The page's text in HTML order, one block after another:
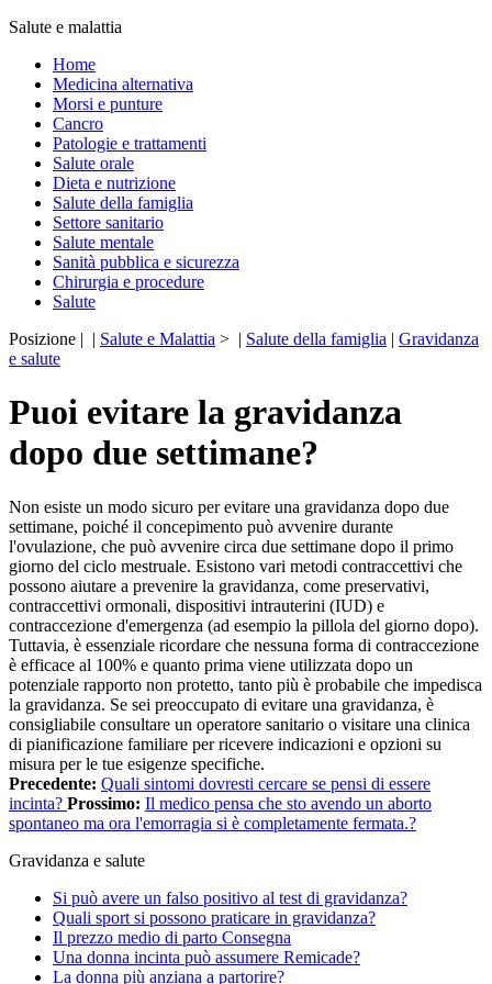
Salute e malattia
Home
Medicina alternativa
Morsi e punture
Cancro
Patologie e trattamenti
Salute orale
Dieta e nutrizione
Salute della famiglia
Settore sanitario
Salute mentale
Sanità pubblica e sicurezza
Chirurgia e procedure
Salute
Posizione | | Salute e Malattia > | Salute della famiglia | Gravidanza
e salute
Puoi evitare la gravidanza
dopo due settimane?
Non esiste un modo sicuro per evitare una gravidanza dopo due
settimane, poiché il concepimento può avvenire durante
l'ovulazione, che può avvenire circa due settimane dopo il primo
giorno del ciclo mestruale. Esistono vari metodi contraccettivi che
possono aiutare a prevenire la gravidanza, come preservativi,
contraccettivi ormonali, dispositivi intrauterini (IUD) e
contraccezione d'emergenza (ad esempio la pillola del giorno dopo).
Tuttavia, è essenziale ricordare che nessuna forma di contraccezione
è efficace al 100% e quanto prima viene utilizzata dopo un
potenziale rapporto non protetto, tanto più è probabile che impedisca
la gravidanza. Se sei preoccupato di evitare una gravidanza, è
consigliabile consultare un operatore sanitario o visitare una clinica
di pianificazione familiare per ricevere indicazioni e opzioni su
misura per le tue esigenze specifiche.
Precedente: Quali sintomi dovresti cercare se pensi di essere
incinta? Prossimo: Il medico pensa che sto avendo un aborto
spontaneo ma ora l'emorragia si è completamente fermata.?
Gravidanza e salute
Si può avere un falso positivo al test di gravidanza?
Quali sport si possono praticare in gravidanza?
Il prezzo medio di parto Consegna
Una donna incinta può assumere Remicade?
La donna più anziana a partorire?